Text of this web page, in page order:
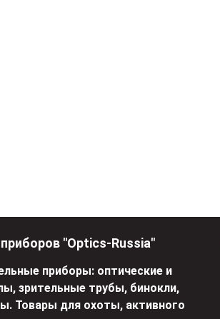
приборов "Optics-Russia"
приборы: оптические и
зрительные трубы, бинокли,
Товары для охоты, активного